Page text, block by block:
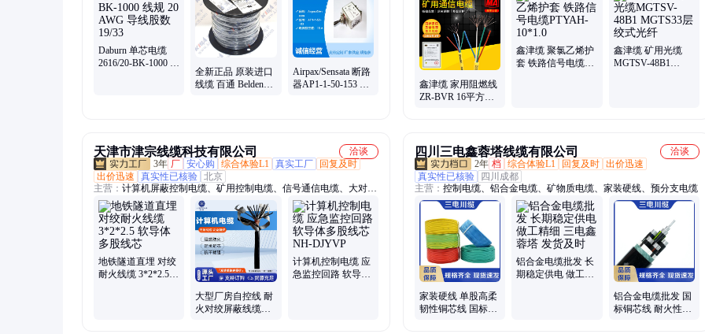
接器、电源
Daburn 单芯电缆
2616/20-BK-1000 线
全新正品 原装进口
线缆 百通 Belden
Airpax/Sensata 断路
器AP1-1-50-153 全
鑫津缆 家用阻燃线
ZR-BVR 16平方单
鑫津缆 聚氯乙烯护
套 铁路信号电缆
鑫津缆 矿用光缆
MGTSV-48B1
天津市津宗线缆科技有限公司
洽谈
3年 厂 安心购 综合体验L1 真实工厂
回复及时
出价迅速
真实性已核验 北京
主营： 计算机屏蔽控制电缆、矿用控制电缆、信号通信电缆、大对数
通信电缆、矿用橡套电缆、计算机电缆、计算机控制电缆、软心计算
机电缆、阻燃屏蔽信号电缆、铜带屏蔽控制电缆、低烟无卤电缆、鋁
护套信号电缆、铁路信号电缆、橡套移动软电缆、阻燃铠装控制电
缆、长途对称通信电缆、铁路信号电缆PTYA、矿用阻燃通信电缆、
阻燃屏蔽计算机电缆、MKVVP屏蔽电缆、矿用屏蔽通信电缆、耐火
控制电缆、DJYPV计算机电缆、钢带铝铁路信号电缆
地铁隧道直埋 对绞
耐火线缆 3*2*2.5
大型厂房自控线 耐
火对绞屏蔽线缆
计算机控制电缆 应
急监控回路 软导体
四川三电鑫蓉塔线缆有限公司
洽谈
2年 档 综合体验L1 回复及时 出价迅速
真实性已核验
四川成都
主营： 控制电缆、铝合金电缆、矿物质电缆、家装硬线、预分支电缆
家装硬线 单股高柔
韧性铜芯线 国标阻
铝合金电缆批发 长
期稳定供电 做工精
铝合金电缆批发 国
标铜芯线 耐火性好